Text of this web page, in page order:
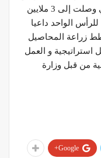
أسعار الادوية البيطرية وأثمان الابقار التي وصلت إلى 3 ملايين
إلى 300 ألف ليرة للرأس الواحد داعيا
زراعة المحاصيل
استراتيجية و العمل
من قبل وزارة
Google+